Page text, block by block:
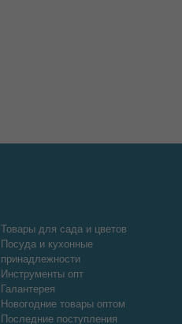
Товары для сада и цветов
Посуда и кухонные
принадлежности
Инструменты опт
Галантерея
Новогодние товары оптом
Последние поступления